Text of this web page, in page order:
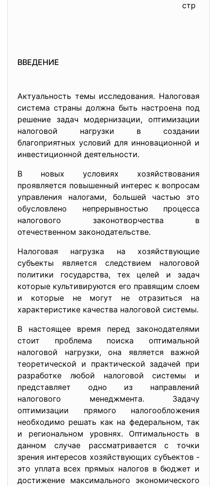
стр
ВВЕДЕНИЕ
Актуальность темы исследования. Налоговая
система страны должна быть настроена под
решение задач модернизации, оптимизации
налоговой нагрузки в создании
благоприятных условий для инновационной и
инвестиционной деятельности.
В новых условиях хозяйствования
проявляется повышенный интерес к вопросам
управления налогами, большей частью это
обусловлено непрерывностью процесса
налогового законотворчества в
отечественном законодательстве.
Налоговая нагрузка на хозяйствующие
субъекты является следствием налоговой
политики государства, тех целей и задач
которые культивируются его правящим слоем
и которые не могут не отразиться на
характеристике качества налоговой системы.
В настоящее время перед законодателями
стоит проблема поиска оптимальной
налоговой нагрузки, она является важной
теоретической и практической задачей при
разработке любой налоговой системы и
представляет одно из направлений
налогового менеджмента. Задачу
оптимизации прямого налогообложения
необходимо решать как на федеральном, так
и региональном уровнях. Оптимальность в
данном случае рассматривается с точки
зрения интересов хозяйствующих субъектов -
это уплата всех прямых налогов в бюджет и
достижение максимального экономического